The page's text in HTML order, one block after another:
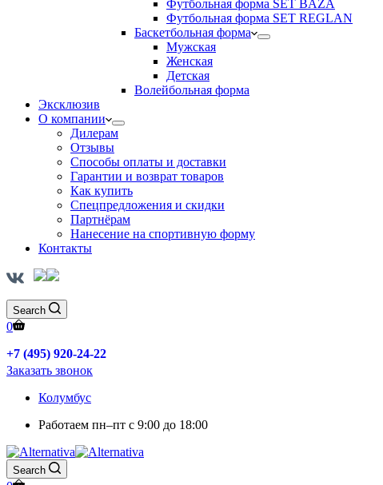
Футбольная форма SET BAZA
Футбольная форма SET REGLAN
Баскетбольная форма
Мужская
Женская
Детская
Волейбольная форма
Эксклюзив
О компании
Дилерам
Отзывы
Способы оплаты и доставки
Гарантии и возврат товаров
Как купить
Спецпредложения и скидки
Партнёрам
Нанесение на спортивную форму
Контакты
Search
0
+7 (495) 920-24-22
Заказать звонок
Колумбус
Работаем пн–пт с 9:00 до 18:00
Search